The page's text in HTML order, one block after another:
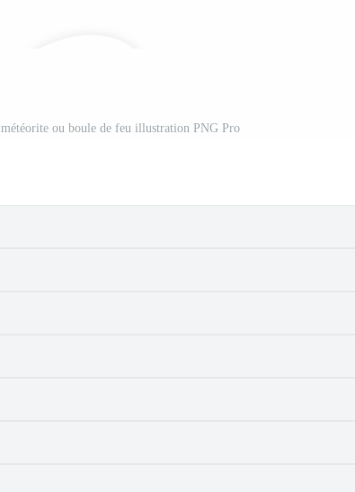
météorite ou boule de feu illustration PNG Pro